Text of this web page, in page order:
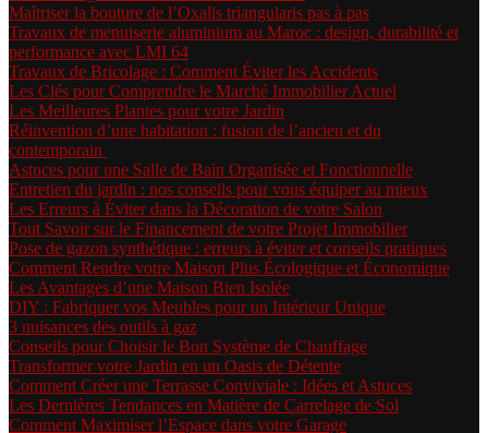
Maîtriser la bouture de l’Oxalis triangularis pas à pas
Travaux de menuiserie aluminium au Maroc : design, durabilité et
performance avec LMI 64
Travaux de Bricolage : Comment Éviter les Accidents
Les Clés pour Comprendre le Marché Immobilier Actuel
Les Meilleures Plantes pour votre Jardin
Réinvention d’une habitation : fusion de l’ancien et du
contemporain
Astuces pour une Salle de Bain Organisée et Fonctionnelle
Entretien du jardin : nos conseils pour vous équiper au mieux
Les Erreurs à Éviter dans la Décoration de votre Salon
Tout Savoir sur le Financement de votre Projet Immobilier
Pose de gazon synthétique : erreurs à éviter et conseils pratiques
Comment Rendre votre Maison Plus Écologique et Économique
Les Avantages d’une Maison Bien Isolée
DIY : Fabriquer vos Meubles pour un Intérieur Unique
3 nuisances des outils à gaz
Conseils pour Choisir le Bon Système de Chauffage
Transformer votre Jardin en un Oasis de Détente
Comment Créer une Terrasse Conviviale : Idées et Astuces
Les Dernières Tendances en Matière de Carrelage de Sol
Comment Maximiser l’Espace dans votre Garage